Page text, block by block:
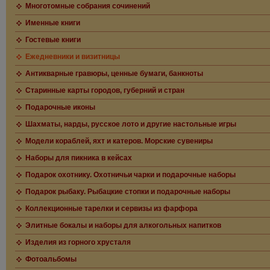
Многотомные собрания сочинений
Именные книги
Гостевые книги
Ежедневники и визитницы
Антикварные гравюры, ценные бумаги, банкноты
Старинные карты городов, губерний и стран
Подарочные иконы
Шахматы, нарды, русское лото и другие настольные игры
Модели кораблей, яхт и катеров. Морские сувениры
Наборы для пикника в кейсах
Подарок охотнику. Охотничьи чарки и подарочные наборы
Подарок рыбаку. Рыбацкие стопки и подарочные наборы
Коллекционные тарелки и сервизы из фарфора
Элитные бокалы и наборы для алкогольных напитков
Изделия из горного хрусталя
Фотоальбомы